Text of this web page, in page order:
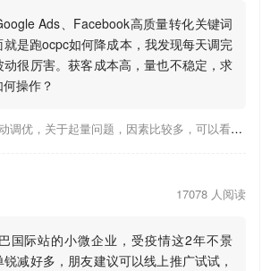
Ads、Facebook高质量转化关键词
是跑ocpc如何降成本，我发现每天调完
很厉害。获客成本高，量也不稳定，求
操作？
Ocpc跑稳了，模型会自动调优，关于起量问题，因素比较多，可以看下靠谱推大神出的干货文章，都是经验总结，应该可以找到对应解决。
17078 人阅读
国际站的小微企业，受疫情这2年不景
减好多，朋友建议可以线上推广试试，